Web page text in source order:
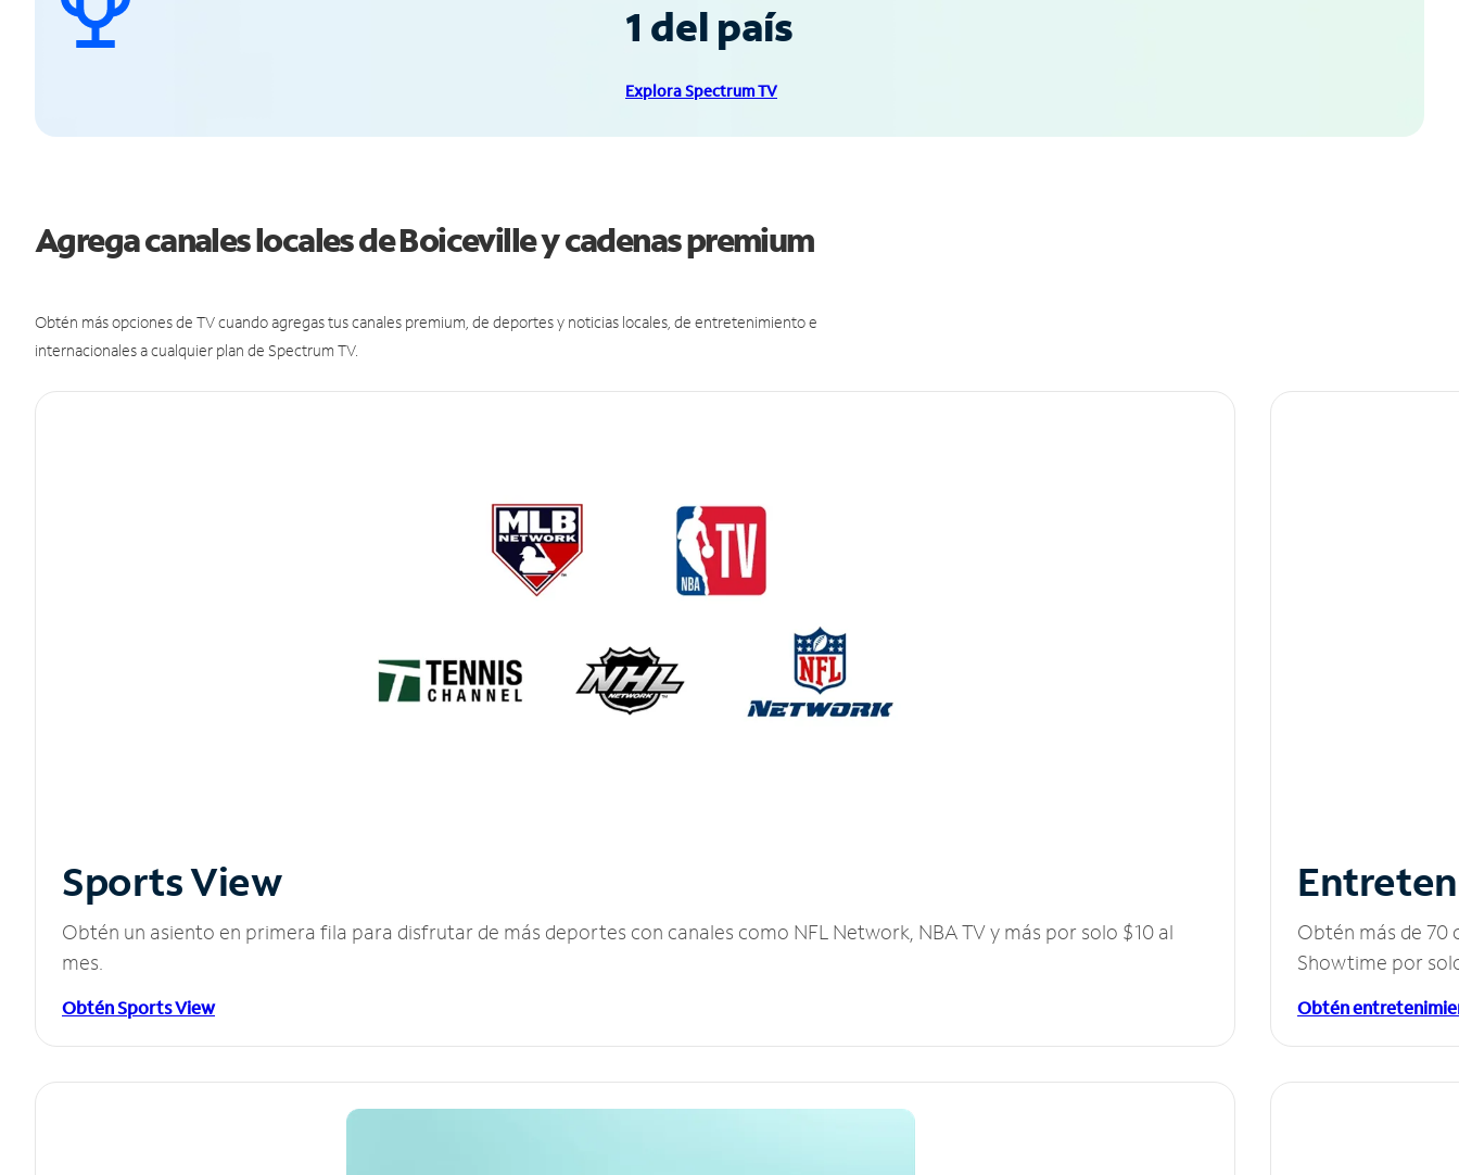
1 del país
Explora Spectrum TV
Agrega canales locales de Boiceville y cadenas premium
Obtén más opciones de TV cuando agregas tus canales premium, de deportes y noticias locales, de entretenimiento e
internacionales a cualquier plan de Spectrum TV.
Sports View
Obtén un asiento en primera fila para disfrutar de más deportes con canales como NFL Network, NBA TV y más por solo $10 al
mes.
Obtén Sports View
Obtén más de 70
Showtime por
Obtén